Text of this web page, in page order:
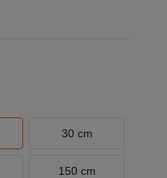
30 cm
150 cm